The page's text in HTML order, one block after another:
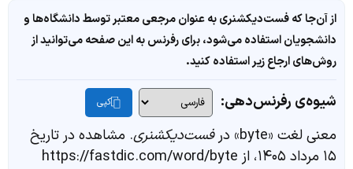
از آن‌جا که فست‌دیکشنری به عنوان مرجعی معتبر توسط دانشگاه‌ها و
دانشجویان استفاده می‌شود، برای رفرنس به این صفحه می‌توانید از
روش‌های ارجاع زیر استفاده کنید.
شیوه‌ی رفرنس‌دهی: کپی
معنی لغت «byte» در فست‌دیکشنری. مشاهده در تاریخ
۱۵ مرداد ۱۴۰۵، از https://fastdic.com/word/byte